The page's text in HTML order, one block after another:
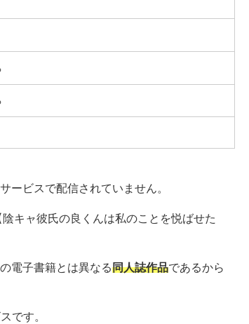
ービスで配信されていません。
キャ彼氏の良くんは私のことを悦ばせた
電子書籍とは異なる同人誌作品であるから
です。